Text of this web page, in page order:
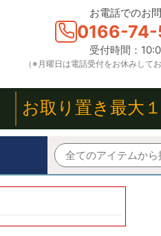
お電話でのお
0166-
受付時間：
（※月曜日は電話受付をお休みして
お取り置き最大